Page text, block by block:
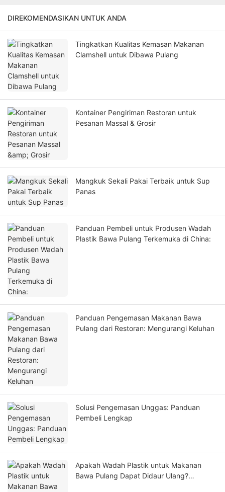
DIREKOMENDASIKAN UNTUK ANDA
Tingkatkan Kualitas Kemasan Makanan
Clamshell untuk Dibawa Pulang
Kontainer Pengiriman Restoran untuk
Pesanan Massal & Grosir
Mangkuk Sekali Pakai Terbaik untuk Sup
Panas
Panduan Pembeli untuk Produsen Wadah
Plastik Bawa Pulang Terkemuka di China:
Panduan Pengemasan Makanan Bawa
Pulang dari Restoran: Mengurangi Keluhan
Solusi Pengemasan Unggas: Panduan
Pembeli Lengkap
Apakah Wadah Plastik untuk Makanan
Bawa Pulang Dapat Didaur Ulang?